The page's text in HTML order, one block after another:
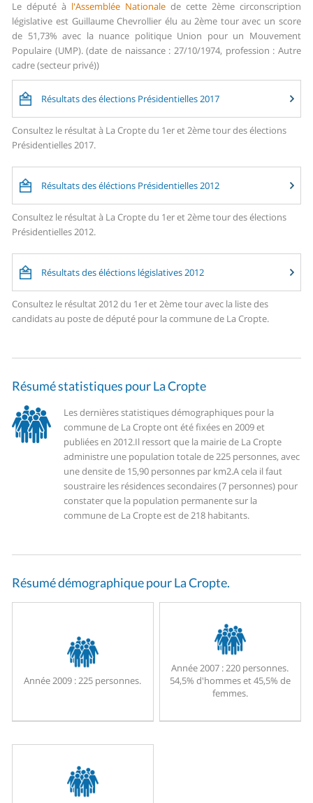
Le député à l'Assemblée Nationale de cette 2ème circonscription
législative est Guillaume Chevrollier élu au 2ème tour avec un score
de 51,73% avec la nuance politique Union pour un Mouvement
Populaire (UMP). (date de naissance : 27/10/1974, profession : Autre
cadre (secteur privé))
Résultats des élections Présidentielles 2017
Consultez le résultat à La Cropte du 1er et 2ème tour des élections
Présidentielles 2017.
Résultats des éléctions Présidentielles 2012
Consultez le résultat à La Cropte du 1er et 2ème tour des élections
Présidentielles 2012.
Résultats des éléctions législatives 2012
Consultez le résultat 2012 du 1er et 2ème tour avec la liste des
candidats au poste de député pour la commune de La Cropte.
Résumé statistiques pour La Cropte
Les dernières statistiques démographiques pour la
commune de La Cropte ont été fixées en 2009 et
publiées en 2012.Il ressort que la mairie de La Cropte
administre une population totale de 225 personnes, avec
une densite de 15,90 personnes par km2.A cela il faut
soustraire les résidences secondaires (7 personnes) pour
constater que la population permanente sur la
commune de La Cropte est de 218 habitants.
Résumé démographique pour La Cropte.
Année 2009 :225 personnes.
Année 2007 :220 personnes.
54,5% d'hommes et 45,5% de
femmes.